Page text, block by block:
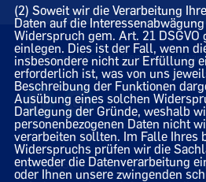
Homepage des CDU
IMPRESSUM DATENSCHUTZ
(2) Soweit wir die Verarbeitung
Daten auf die
Widerspruch gem. Art. 21 DSGVO
einlegen. Dies ist der Fall, wenn
insbesondere nicht zur Erfüllung
erforderlich ist, was von uns
Beschreibung der Funktionen
Ausübung eines solchen
Darlegung der Gründe, weshalb
personenbezogenen Daten nicht
verarbeiten sollten. Im Falle Ihres
Widerspruchs prüfen wir die
entweder die Datenverarbeitung
oder Ihnen unsere zwingenden